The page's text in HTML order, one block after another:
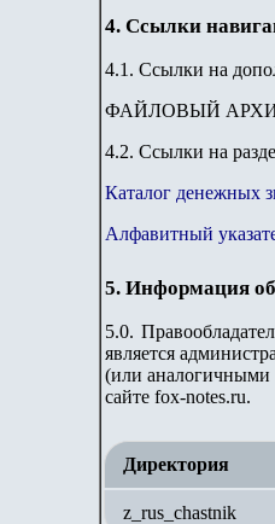
4. Ссылки
4.1. Ссылки на
ФАЙЛОВЫЙ
4.2. Ссылки на
Каталог денежных
Алфавитный
5. Информация
5.0.
является
(или аналогичными
сайте fox-notes.ru.
Директория
z_rus_chastnik